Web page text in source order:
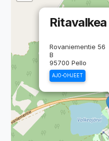
Ritavalkea
Rovaniementie 56
B
95700 Pello
AJO-OHJEET